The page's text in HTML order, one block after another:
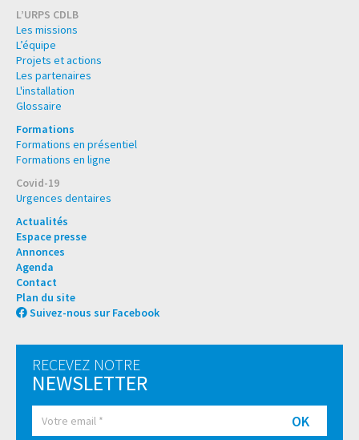
L’URPS CDLB
Les missions
L’équipe
Projets et actions
Les partenaires
L'installation
Glossaire
Formations
Formations en présentiel
Formations en ligne
Covid-19
Urgences dentaires
Actualités
Espace presse
Annonces
Agenda
Contact
Plan du site
Suivez-nous sur Facebook
RECEVEZ NOTRE
NEWSLETTER
OK